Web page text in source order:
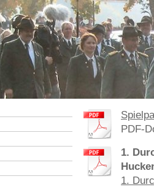
PDF-
1.
1.